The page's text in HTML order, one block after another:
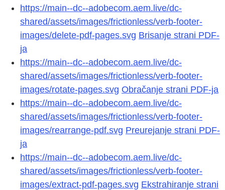
https://main--dc--adobecom.aem.live/dc-
shared/assets/images/frictionless/verb-footer-
images/delete-pdf-pages.svg Brisanje strani PDF-
ja
https://main--dc--adobecom.aem.live/dc-
shared/assets/images/frictionless/verb-footer-
images/rotate-pages.svg Obračanje strani PDF-ja
https://main--dc--adobecom.aem.live/dc-
shared/assets/images/frictionless/verb-footer-
images/rearrange-pdf.svg Preurejanje strani PDF-
ja
https://main--dc--adobecom.aem.live/dc-
shared/assets/images/frictionless/verb-footer-
images/extract-pdf-pages.svg Ekstrahiranje strani